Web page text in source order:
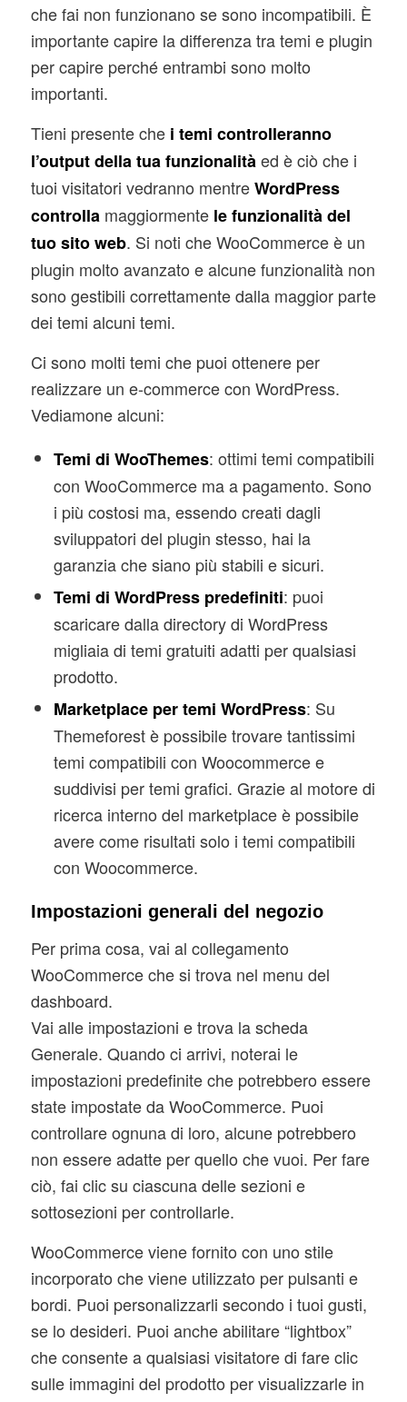
che fai non funzionano se sono incompatibili. È
importante capire la differenza tra temi e plugin
per capire perché entrambi sono molto
importanti.
Tieni presente che i temi controlleranno
l’output della tua funzionalità ed è ciò che i
tuoi visitatori vedranno mentreWordPress
controlla maggiormentele funzionalità del
tuo sito web. Si noti che WooCommerce è un
plugin molto avanzato e alcune funzionalità non
sono gestibili correttamente dalla maggior parte
dei temi alcuni temi.
Ci sono molti temi che puoi ottenere per
realizzare un e-commerce con WordPress.
Vediamone alcuni:
Temi di WooThemes: ottimi temi compatibili
con WooCommerce ma a pagamento. Sono
i più costosi ma, essendo creati dagli
sviluppatori del plugin stesso, hai la
garanzia che siano più stabili e sicuri.
Temi di WordPress predefiniti: puoi
scaricare dalla directory di WordPress
migliaia di temi gratuiti adatti per qualsiasi
prodotto.
Marketplace per temi WordPress: Su
Themeforest è possibile trovare tantissimi
temi compatibili con Woocommerce e
suddivisi per temi grafici. Grazie al motore di
ricerca interno del marketplace è possibile
avere come risultati solo i temi compatibili
con Woocommerce.
Impostazioni generali del negozio
Per prima cosa, vai al collegamento
WooCommerce che si trova nel menu del
dashboard.
Vai alle impostazioni e trova la scheda
Generale. Quando ci arrivi, noterai le
impostazioni predefinite che potrebbero essere
state impostate da WooCommerce. Puoi
controllare ognuna di loro, alcune potrebbero
non essere adatte per quello che vuoi. Per fare
ciò, fai clic su ciascuna delle sezioni e
sottosezioni per controllarle.
WooCommerce viene fornito con uno stile
incorporato che viene utilizzato per pulsanti e
bordi. Puoi personalizzarli secondo i tuoi gusti,
se lo desideri. Puoi anche abilitare “lightbox”
che consente a qualsiasi visitatore di fare clic
sulle immagini del prodotto per visualizzarle in